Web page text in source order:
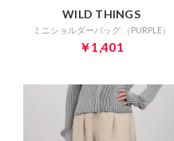
WILD THINGS
ミニショルダーバッグ （PURPLE）
￥1,401